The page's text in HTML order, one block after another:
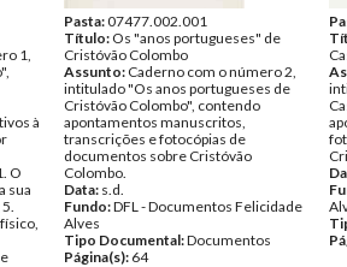
1,
à
O
sua
Pasta:07477.002.001
Título: Os "anos portugueses" de
Cristóvão Colombo
Assunto: Caderno com o número 2,
intitulado "Os anos portugueses de
Cristóvão Colombo", contendo
apontamentos manuscritos,
transcrições e fotocópias de
documentos sobre Cristóvão
Colombo.
Data: s.d.
Fundo:DFL - Documentos Felicidade
Alves
Tipo Documental:Documentos
Página(s): 64